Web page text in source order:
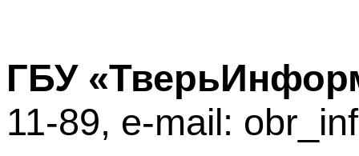
ГБУ
11-89, e-mail: